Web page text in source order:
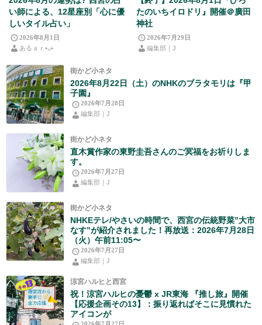
い師による、12星座別「心に優
しいタイル占い」
2026年8月1日
あるａｒ•⁠ᴗ⁠•⁠
たのいちイロドリ』開催＠廣田
神社
2026年7月29日
編集部｜J
街かど小ネタ
2026年8月22日（土）のNHKのブラタモリは『甲
子園』
2026年7月28日
編集部｜J
街かど小ネタ
直木賞作家の東野圭吾さんのご冥福をお祈りしま
す。
2026年7月27日
編集部｜J
街かど小ネタ
NHKEテレ/やさいの時間で、西宮の伝統野菜”大市
なす”が紹介されました！再放送：2026年7月28日
（火）午前11:05〜
2026年7月27日
編集部｜J
涼宮ハルヒと西宮
祝！涼宮ハルヒの憂鬱 x JR東海 『推し旅』開催
【応援企画その13】：振り返ればそこに見慣れた
アイコンが